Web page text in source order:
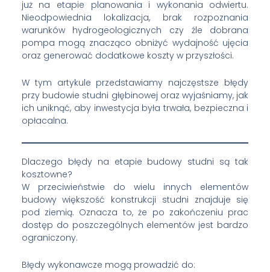
już na etapie planowania i wykonania odwiertu.
Nieodpowiednia lokalizacja, brak rozpoznania
warunków hydrogeologicznych czy źle dobrana
pompa mogą znacząco obniżyć wydajność ujęcia
oraz generować dodatkowe koszty w przyszłości.
W tym artykule przedstawiamy najczęstsze błędy
przy budowie studni głębinowej oraz wyjaśniamy, jak
ich uniknąć, aby inwestycja była trwała, bezpieczna i
opłacalna.
Dlaczego błędy na etapie budowy studni są tak
kosztowne?
W przeciwieństwie do wielu innych elementów
budowy większość konstrukcji studni znajduje się
pod ziemią. Oznacza to, że po zakończeniu prac
dostęp do poszczególnych elementów jest bardzo
ograniczony.
Błędy wykonawcze mogą prowadzić do: